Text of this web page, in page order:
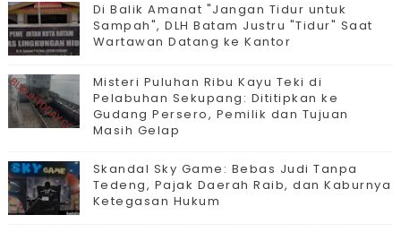
Di Balik Amanat "Jangan Tidur untuk
Sampah", DLH Batam Justru "Tidur" Saat
Wartawan Datang ke Kantor
Misteri Puluhan Ribu Kayu Teki di
Pelabuhan Sekupang: Dititipkan ke
Gudang Persero, Pemilik dan Tujuan
Masih Gelap
Skandal Sky Game: Bebas Judi Tanpa
Tedeng, Pajak Daerah Raib, dan Kaburnya
Ketegasan Hukum